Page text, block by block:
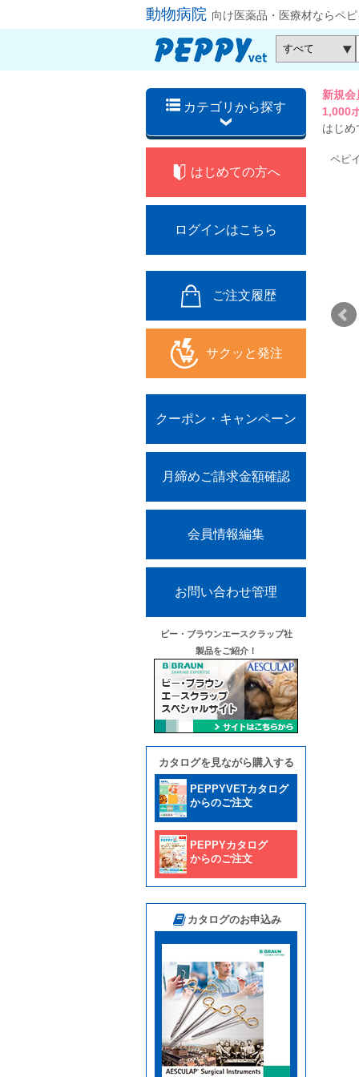
動物病院 向け医薬品・医療材ならペ
カテゴリから探す
新規
1,000
はじめ
はじめての方へ
ログインはこちら
ご注文履歴
サクッと発注
クーポン・キャンペーン
月締めご請求金額確認
会員情報編集
お問い合わせ管理
ビー・ブラウンエースクラップ社
製品をご紹介！
カタログを見ながら購入する
PEPPYVETカタログ
からのご注文
PEPPYカタログ
からのご注文
カタログのお申込み
ペピ